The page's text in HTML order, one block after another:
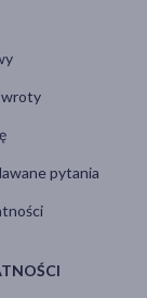
pytania